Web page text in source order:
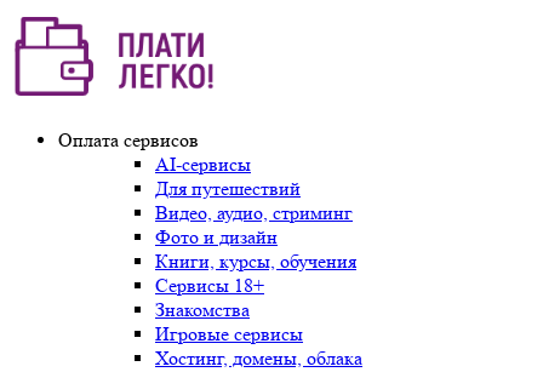
Оплата сервисов
AI-сервисы
Для путешествий
Видео, аудио, стриминг
Фото и дизайн
Книги, курсы, обучения
Сервисы 18+
Знакомства
Игровые сервисы
Хостинг, домены, облака